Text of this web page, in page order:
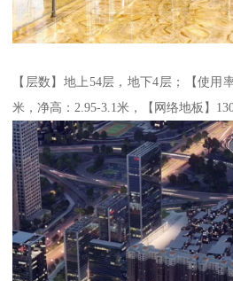
【层数】地上54层，地下4层；【使用
米，净高：2.95-3.1米，【网络地板】